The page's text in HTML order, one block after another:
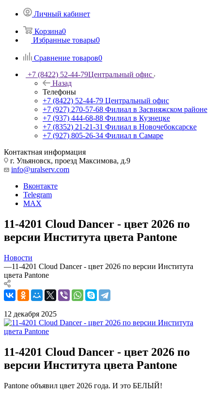
Личный кабинет
Корзина0
Избранные товары0
Сравнение товаров0
+7 (8422) 52-44-79Центральный офис
Назад
Телефоны
+7 (8422) 52-44-79 Центральный офис
+7 (927) 270-57-68 Филиал в Засвияжском районе
+7 (937) 444-68-88 Филиал в Кузнецке
+7 (8352) 21-21-31 Филиал в Новочебоксарске
+7 (927) 805-26-34 Филиал в Самаре
Контактная информация
г. Ульяновск, проезд Максимова, д.9
info@uralserv.com
Вконтакте
Telegram
MAX
11-4201 Cloud Dancer - цвет 2026 по
версии Института цвета Pantone
Новости
—11-4201 Cloud Dancer - цвет 2026 по версии Института
цвета Pantone
12 декабря 2025
11-4201 Cloud Dancer - цвет 2026 по
версии Института цвета Pantone
Pantone объявил цвет 2026 года. И это БЕЛЫЙ!